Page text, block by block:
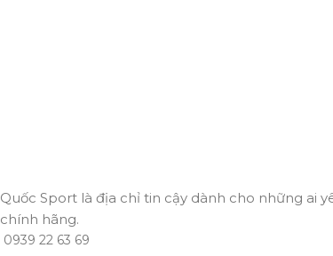
Quốc Sport là địa chỉ tin cậy dành cho những ai
chính hãng.
0939 22 63 69